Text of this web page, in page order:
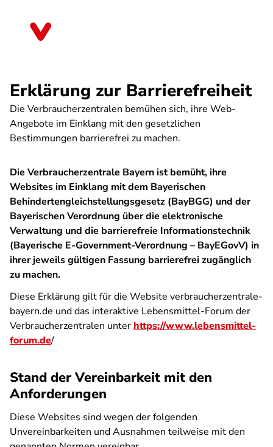
Erklärung zur Barrierefreiheit
Die Verbraucherzentralen bemühen sich, ihre Web-
Angebote im Einklang mit den gesetzlichen
Bestimmungen barrierefrei zu machen.
Die Verbraucherzentrale Bayern ist bemüht, ihre
Websites im Einklang mit dem Bayerischen
Behindertengleichstellungsgesetz (BayBGG) und der
Bayerischen Verordnung über die elektronische
Verwaltung und die barrierefreie Informationstechnik
(Bayerische E-Government-Verordnung – BayEGovV) in
ihrer jeweils gültigen Fassung barrierefrei zugänglich
zu machen.
Diese Erklärung gilt für die Website verbraucherzentrale-
bayern.de und das interaktive Lebensmittel-Forum der
Verbraucherzentralen unter https://www.lebensmittel-
forum.de/
Stand der Vereinbarkeit mit den
Anforderungen
Diese Websites sind wegen der folgenden
Unvereinbarkeiten und Ausnahmen teilweise mit den